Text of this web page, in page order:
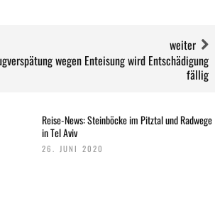
weiter
wegen Enteisung wird Entschädigung
fällig
Reise-News: Steinböcke im Pitztal und Radwege
in Tel Aviv
26. JUNI 2020